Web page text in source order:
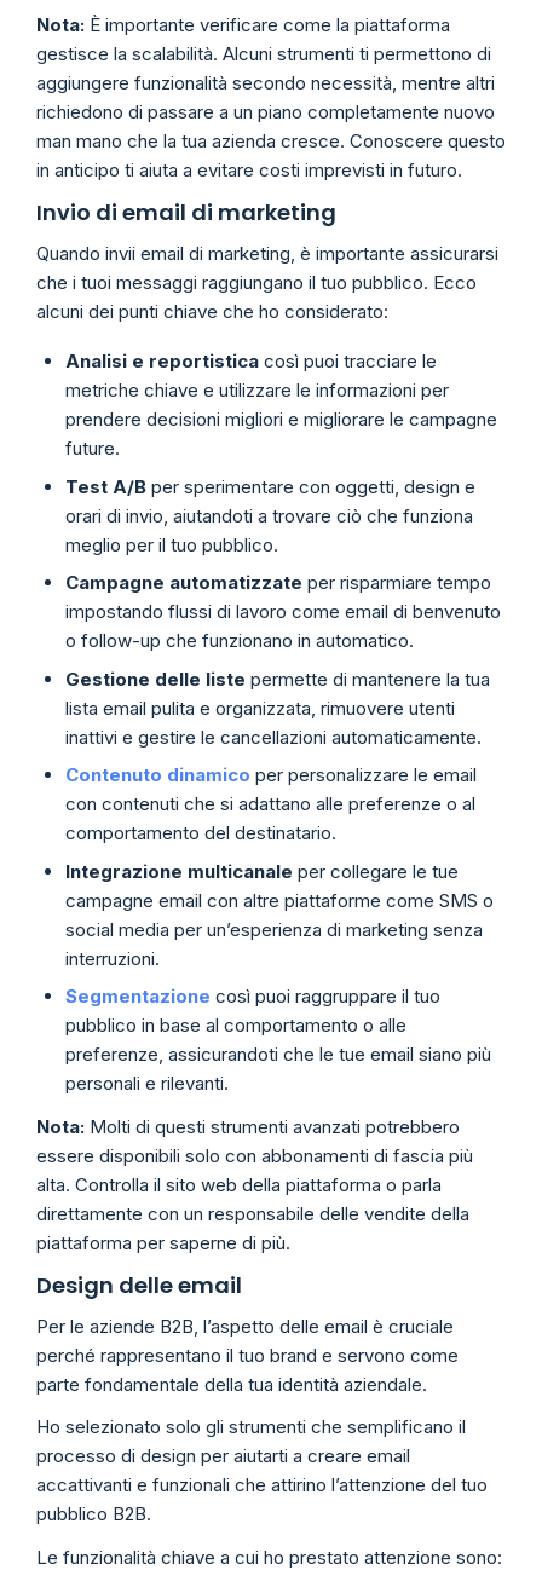
Nota: È importante verificare come la piattaforma
gestisce la scalabilità. Alcuni strumenti ti permettono di
aggiungere funzionalità secondo necessità, mentre altri
richiedono di passare a un piano completamente nuovo
man mano che la tua azienda cresce. Conoscere questo
in anticipo ti aiuta a evitare costi imprevisti in futuro.
Invio di email di marketing
Quando invii email di marketing, è importante assicurarsi
che i tuoi messaggi raggiungano il tuo pubblico. Ecco
alcuni dei punti chiave che ho considerato:
Analisi e reportistica così puoi tracciare le
metriche chiave e utilizzare le informazioni per
prendere decisioni migliori e migliorare le campagne
future.
Test A/B per sperimentare con oggetti, design e
orari di invio, aiutandoti a trovare ciò che funziona
meglio per il tuo pubblico.
Campagne automatizzate per risparmiare tempo
impostando flussi di lavoro come email di benvenuto
o follow-up che funzionano in automatico.
Gestione delle liste permette di mantenere la tua
lista email pulita e organizzata, rimuovere utenti
inattivi e gestire le cancellazioni automaticamente.
Contenuto dinamico per personalizzare le email
con contenuti che si adattano alle preferenze o al
comportamento del destinatario.
Integrazione multicanale per collegare le tue
campagne email con altre piattaforme come SMS o
social media per un’esperienza di marketing senza
interruzioni.
Segmentazione così puoi raggruppare il tuo
pubblico in base al comportamento o alle
preferenze, assicurandoti che le tue email siano più
personali e rilevanti.
Nota: Molti di questi strumenti avanzati potrebbero
essere disponibili solo con abbonamenti di fascia più
alta. Controlla il sito web della piattaforma o parla
direttamente con un responsabile delle vendite della
piattaforma per saperne di più.
Design delle email
Per le aziende B2B, l’aspetto delle email è cruciale
perché rappresentano il tuo brand e servono come
parte fondamentale della tua identità aziendale.
Ho selezionato solo gli strumenti che semplificano il
processo di design per aiutarti a creare email
accattivanti e funzionali che attirino l’attenzione del tuo
pubblico B2B.
Le funzionalità chiave a cui ho prestato attenzione sono: